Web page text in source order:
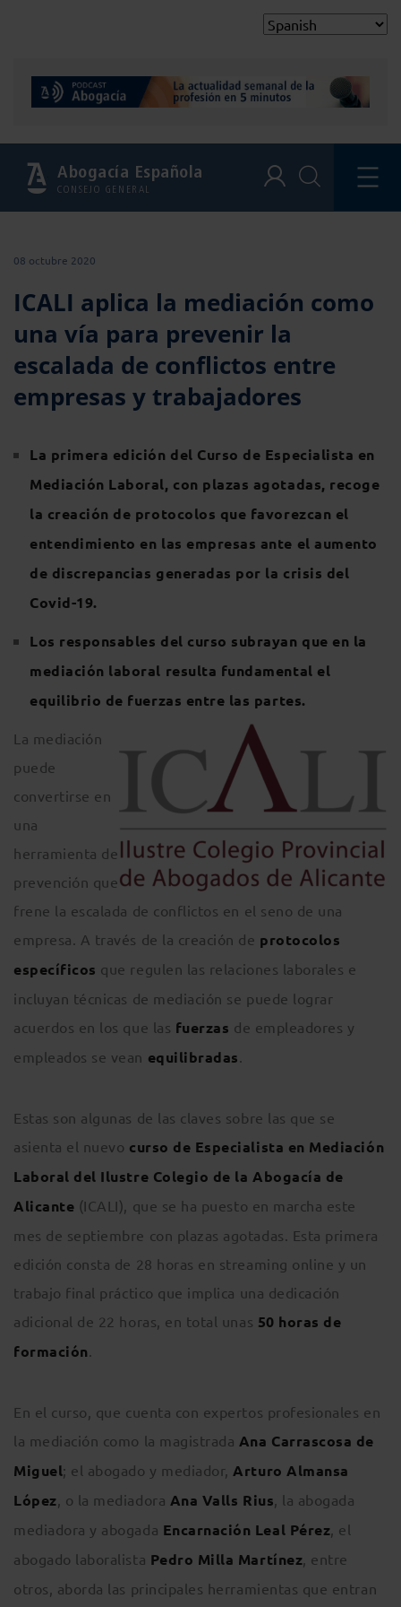
Abogacía Española
CONSEJO GENERAL
08 octubre 2020
ICALI aplica la mediación como
una vía para prevenir la
escalada de conflictos entre
empresas y trabajadores
La primera edición del Curso de Especialista en
Mediación Laboral, con plazas agotadas, recoge
la creación de protocolos que favorezcan el
entendimiento en las empresas ante el aumento
de discrepancias generadas por la crisis del
Covid-19.
Los responsables del curso subrayan que en la
mediación laboral resulta fundamental el
equilibrio de fuerzas entre las partes.
La mediación
puede
convertirse en
una
herramienta de
prevención que
frene la escalada de conflictos en el seno de una
empresa. A través de la creación de protocolos
específicos que regulen las relaciones laborales e
incluyan técnicas de mediación se puede lograr
acuerdos en los que las fuerzas de empleadores y
empleados se vean equilibradas.
Estas son algunas de las claves sobre las que se
asienta el nuevo curso de Especialista en Mediación
Laboral del Ilustre Colegio de la Abogacía de
Alicante (ICALI), que se ha puesto en marcha este
mes de septiembre con plazas agotadas. Esta primera
edición consta de 28 horas en streaming online y un
trabajo final práctico que implica una dedicación
adicional de 22 horas, en total unas 50 horas de
formación.
En el curso, que cuenta con expertos profesionales en
la mediación como la magistrada Ana Carrascosa de
Miguel; el abogado y mediador, Arturo Almansa
López, o la mediadora Ana Valls Rius, la abogada
mediadora y abogada Encarnación Leal Pérez, el
abogado laboralista Pedro Milla Martínez, entre
otros, aborda las principales herramientas que entran